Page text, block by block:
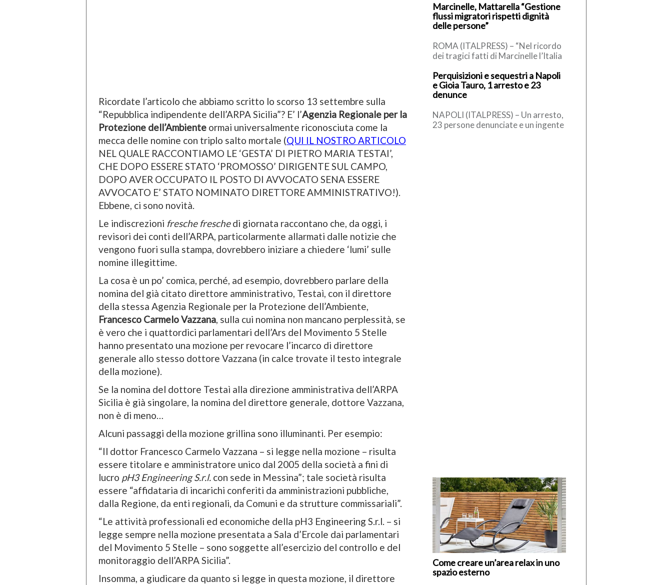
Ricordate l’articolo che abbiamo scritto lo scorso 13 settembre sulla
“Repubblica indipendente dell’ARPA Sicilia”? E’ l’Agenzia Regionale per la
Protezione dell’Ambiente ormai universalmente riconosciuta come la
mecca delle nomine con triplo salto mortale (QUI IL NOSTRO ARTICOLO
NEL QUALE RACCONTIAMO LE ‘GESTA’ DI PIETRO MARIA TESTAI’,
CHE DOPO ESSERE STATO ‘PROMOSSO’ DIRIGENTE SUL CAMPO,
DOPO AVER OCCUPATO IL POSTO DI AVVOCATO SENA ESSERE
AVVOCATO E’ STATO NOMINATO DIRETTORE AMMINISTRATIVO!).
Ebbene, ci sono novità.
Le indiscrezioni fresche freschedi giornata raccontano che, da oggi, i
revisori dei conti dell’ARPA, particolarmente allarmati dalle notizie che
vengono fuori sulla stampa, dovrebbero iniziare a chiedere ‘lumi’ sulle
nomine illegittime.
La cosa è un po’ comica, perché, ad esempio, dovrebbero parlare della
nomina del già citato direttore amministrativo, Testaì, con il direttore
della stessa Agenzia Regionale per la Protezione dell’Ambiente,
Francesco Carmelo Vazzana, sulla cui nomina non mancano perplessità, se
è vero che i quattordici parlamentari dell’Ars del Movimento 5 Stelle
hanno presentato una mozione per revocare l’incarco di direttore
generale allo stesso dottore Vazzana (in calce trovate il testo integrale
della mozione).
Se la nomina del dottore Testaì alla direzione amministrativa dell’ARPA
Sicilia è già singolare, la nomina del direttore generale, dottore Vazzana,
non è di meno…
Alcuni passaggi della mozione grillina sono illuminanti. Per esempio:
“Il dottor Francesco Carmelo Vazzana – si legge nella mozione – risulta
essere titolare e amministratore unico dal 2005 della società a fini di
lucro pH3 Engineering S.r.l. con sede in Messina”; tale società risulta
essere “affidataria di incarichi conferiti da amministrazioni pubbliche,
dalla Regione, da enti regionali, da Comuni e da strutture commissariali”.
“Le attività professionali ed economiche della pH3 Engineering S.r.l. – si
legge sempre nella mozione presentata a Sala d’Ercole dai parlamentari
del Movimento 5 Stelle – sono soggette all’esercizio del controllo e del
monitoraggio dell’ARPA Sicilia”.
Insomma, a giudicare da quanto si legge in questa mozione, il direttore
Marcinelle, Mattarella “Gestione
flussi migratori rispetti dignità
delle persone”
ROMA (ITALPRESS) – “Nel ricordo
dei tragici fatti di Marcinelle l’Italia
lavoratori nostri concittadini […]
Perquisizioni e sequestri a Napoli
e Gioia Tauro, 1 arresto e 23
denunce
NAPOLI (ITALPRESS) – Un arresto,
23 persone denunciate e un ingente
Come creare un’area relax in uno
spazio esterno
di
I
Vespri